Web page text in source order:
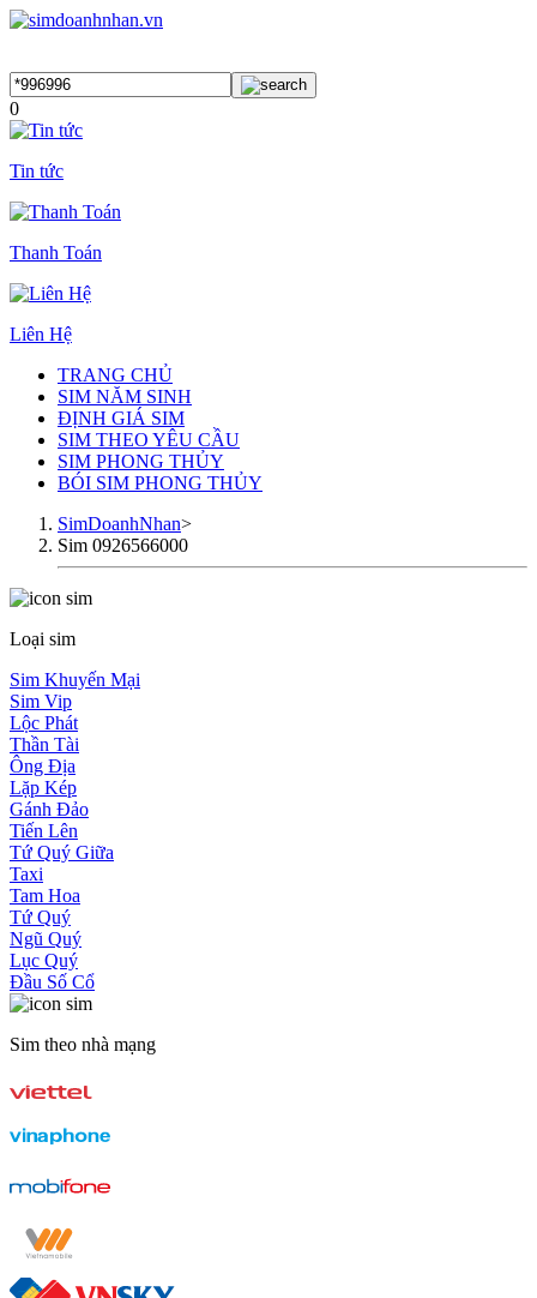
0
Tin tức
Thanh Toán
Liên Hệ
TRANG CHỦ
SIM NĂM SINH
ĐỊNH GIÁ SIM
SIM THEO YÊU CẦU
SIM PHONG THỦY
BÓI SIM PHONG THỦY
SimDoanhNhan>
Sim 0926566000
Loại sim
Sim Khuyến Mại
Sim Vip
Lộc Phát
Thần Tài
Ông Địa
Lặp Kép
Gánh Đảo
Tiến Lên
Tứ Quý Giữa
Taxi
Tam Hoa
Tứ Quý
Ngũ Quý
Lục Quý
Đầu Số Cổ
Sim theo nhà mạng